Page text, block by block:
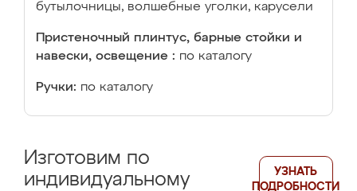
бутылочницы, волшебные уголки, карусели
Пристеночный плинтус, барные стойки и
навески, освещение : по каталогу
Ручки: по каталогу
Изготовим по
индивидуальному
УЗНАТЬ
ПОДРОБНОСТИ